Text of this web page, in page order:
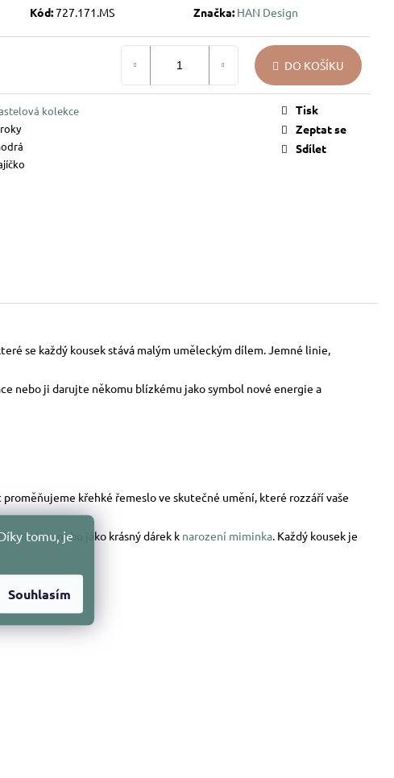
tomu, je
Souhlasím
Kód:727.171.MS Značka: HAN Design
DO KOŠÍKU
kolekce
Tisk
Zeptat se
Sdílet
se každý kousek stává malým uměleckým dílem. Jemné linie,
nebo ji darujte někomu blízkému jako symbol nové energie a
křehké řemeslo ve skutečné umění, které rozzáří vaše
učitelůmnebo jako krásný dárek k narození miminka. Každý kousek je